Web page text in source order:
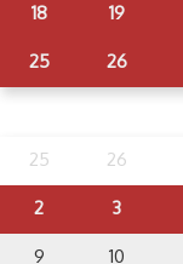
18 19
25 26
25 26
2 3
9 10